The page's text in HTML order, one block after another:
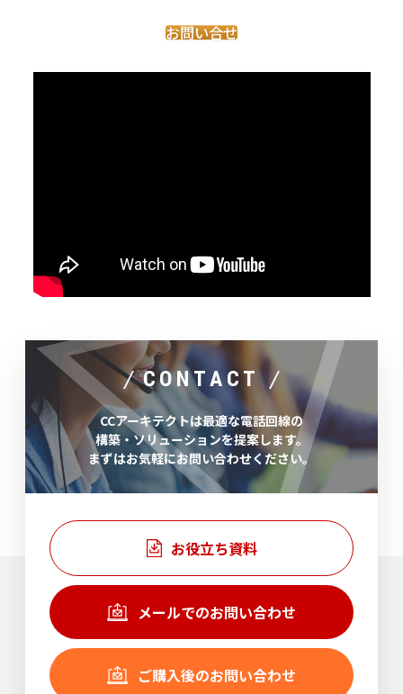
お問い合せ
CONTACT
CCアーキテクトは最適な電話回線の
構築・ソリューションを提案します。
まずはお気軽にお問い合わせください。
お役立ち資料
メールでのお問い合わせ
ご購入後のお問い合わせ